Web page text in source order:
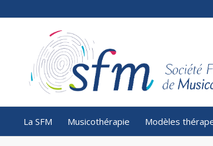
La SFM Musicothérapie Modèles